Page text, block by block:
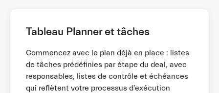
Tableau Planner et tâches
Commencez avec le plan déjà en place : listes
de tâches prédéfinies par étape du deal, avec
responsables, listes de contrôle et échéances
qui reflètent votre processus d’exécution